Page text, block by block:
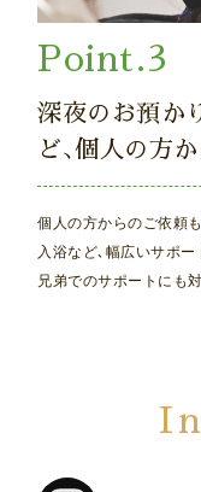
深夜のお預か
ど､個人の方
個人の方からのご依頼
入浴など､幅広いサポ
兄弟でのサポートにも